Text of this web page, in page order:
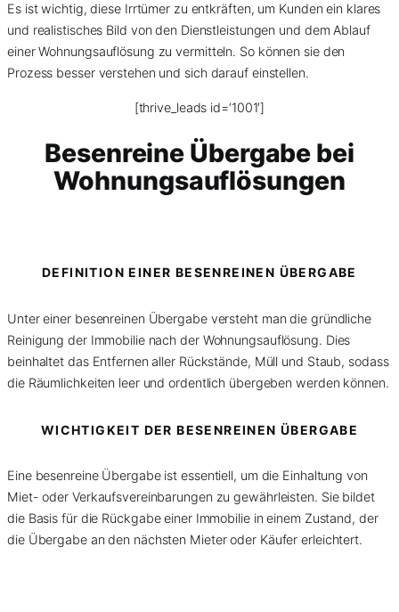
Es ist wichtig, diese Irrtümer zu entkräften, um Kunden ein klares
und realistisches Bild von den Dienstleistungen und dem Ablauf
einer Wohnungsauflösung zu vermitteln. So können sie den
Prozess besser verstehen und sich darauf einstellen.
[thrive_leads id=’1001′]
Besenreine Übergabe bei
Wohnungsauflösungen
DEFINITION EINER BESENREINEN ÜBERGABE
Unter einer besenreinen Übergabe versteht man die gründliche
Reinigung der Immobilie nach der Wohnungsauflösung. Dies
beinhaltet das Entfernen aller Rückstände, Müll und Staub, sodass
die Räumlichkeiten leer und ordentlich übergeben werden können.
WICHTIGKEIT DER BESENREINEN ÜBERGABE
Eine besenreine Übergabe ist essentiell, um die Einhaltung von
Miet- oder Verkaufsvereinbarungen zu gewährleisten. Sie bildet
die Basis für die Rückgabe einer Immobilie in einem Zustand, der
die Übergabe an den nächsten Mieter oder Käufer erleichtert.